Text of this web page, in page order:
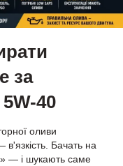
за
40
оливи
в'язкість. Бачать на
— і шукають саме